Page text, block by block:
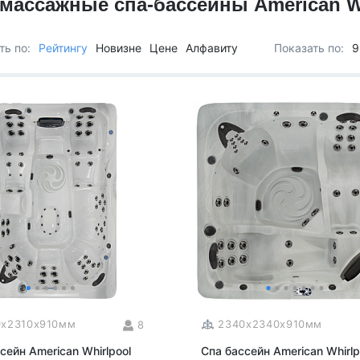
Для вечеринок
Бассейны для глэмпингов
Страна производитель
Из Австралии
Из Италии
США
Из Германии
Из Китая
Из Канады
Из Венгрии
Из Чехии
Sunrans
Fiinn
Vita Spa
American Whirlpool
Treesse
Coast Spas
Bellagio
Villeroy & Boch
Wellis
Jazzi Pool
JNJ Spas
Sundance Spas
Yokozuna
спа-бассейны American
по: Рейтингу Новизне Цене Алфавиту Показать по: 9
8
American Whirlpool
2340x2340x910мм
Спа бассейн American